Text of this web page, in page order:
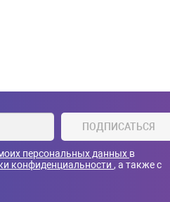
ПОДПИСАТЬСЯ
персональных данных в
конфиденциальности , а также с